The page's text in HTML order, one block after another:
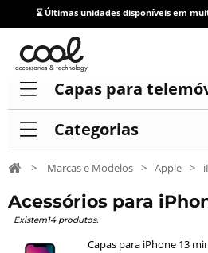
⌛ Últimas unidades disponíveis em
Acesso /
Capas para
Categorias
> Marcas e Modelos > Apple >
Acessórios para
Existem14 produtos.
Capas para iPhone 13